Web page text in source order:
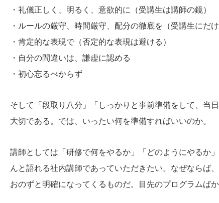
・礼儀正しく、明るく、意欲的に（受講生は講師の鏡）
・ルールの厳守、時間厳守、配分の徹底を（受講生にだ
・肯定的な表現で（否定的な表現は避ける）
・自分の間違いは、謙虚に認める
・初心忘るべからず
そして「段取り八分」「しっかりと事前準備をして、当
大切である。では、いったい何を準備すればいいのか。
講師としては「研修で何をやるか」「どのようにやるか
んと語れる社内講師であっていただきたい。なぜならば
おのずと明確になってくるものだ。目先のプログラムば